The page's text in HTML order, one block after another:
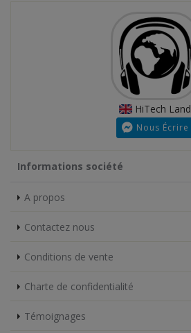
HiTech Land
Nous Écrire
Informations société
A propos
Contactez nous
Conditions de vente
Charte de confidentialité
Témoignages